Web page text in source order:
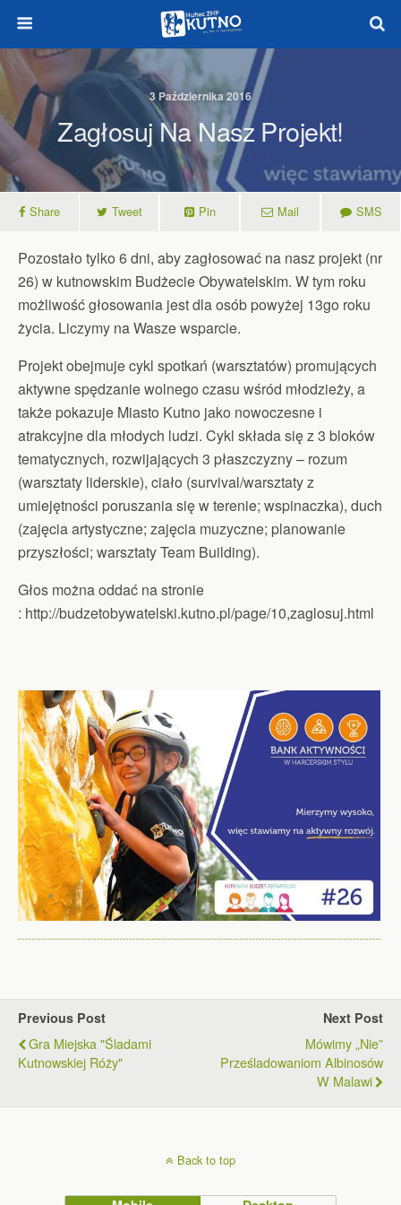
3 Października 2016
Zagłosuj Na Nasz Projekt!
Share Tweet Pin Mail SMS
Pozostało tylko 6 dni, aby zagłosować na nasz projekt (nr
26) w kutnowskim Budżecie Obywatelskim. W tym roku
możliwość głosowania jest dla osób powyżej 13go roku
życia. Liczymy na Wasze wsparcie.
Projekt obejmuje cykl spotkań (warsztatów) promujących
aktywne spędzanie wolnego czasu wśród młodzieży, a
także pokazuje Miasto Kutno jako nowoczesne i
atrakcyjne dla młodych ludzi. Cykl składa się z 3 bloków
tematycznych, rozwijających 3 płaszczyzny – rozum
(warsztaty liderskie), ciało (survival/warsztaty z
umiejętności poruszania się w terenie; wspinaczka), duch
(zajęcia artystyczne; zajęcia muzyczne; planowanie
przyszłości; warsztaty Team Building).
Głos można oddać na stronie
: http://budzetobywatelski.kutno.pl/page/10,zaglosuj.html
Previous Post
Gra Miejska "Śladami
Kutnowskiej Róży"
Next Post
Mówimy „nie”
Prześladowaniom Albinosów
W Malawi
Back to top